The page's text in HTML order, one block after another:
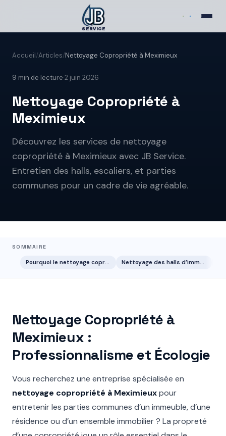
SERVICE
Accueil/Articles/Nettoyage Copropriété à Meximieux
9 min de lecture·2 juin 2026
Nettoyage Copropriété à
Meximieux
Découvrez les services de nettoyage
copropriété à Meximieux avec JB Service.
Entretien des halls, escaliers, et parties
communes pour un cadre de vie agréable.
Nettoyage Copropriété à
Meximieux :
Professionnalisme et Écologie
Vous recherchez une entreprise spécialisée en
nettoyage copropriété à Meximieuxpour
entretenir les parties communes d’un immeuble, d’une
résidence ou d’un ensemble immobilier ? La propreté
SOMMAIRE
Pourquoi le nettoyage copropriété à Meximieux est indispensable ? Nettoyage des halls d’immeubles à Meximieux